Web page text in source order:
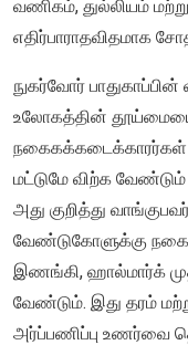
வணிகம், துல்லியம்
எதிர்பாராதவிதமாக
நுகர்வோர்
உலோகத்தின்
மட்டுமே விற்க
அது குறித்து
வேண்டுகோளுக்கு
இணங்கி, ஹால்மார்க்
வேண்டும். இது தரம்
அர்ப்பணிப்பு உணர்வை